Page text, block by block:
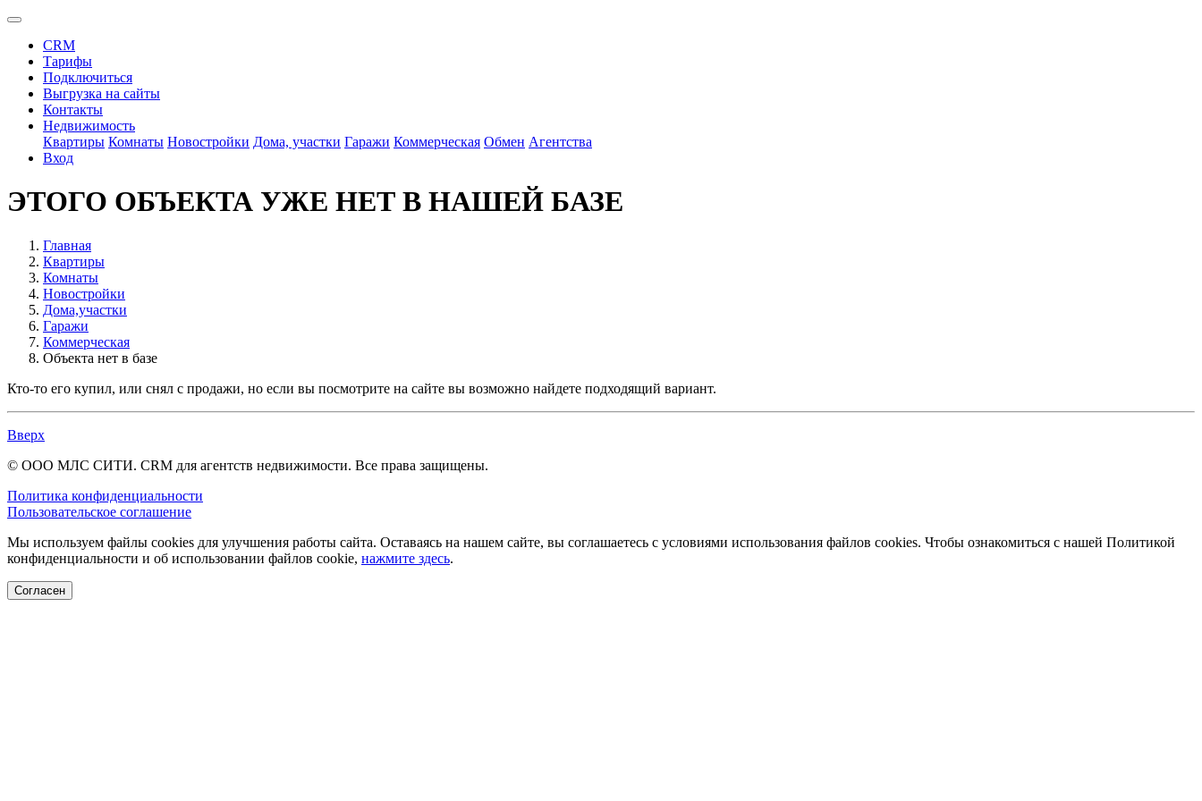
CRM
Тарифы
Подключиться
Выгрузка на сайты
Контакты
Недвижимость
Квартиры Комнаты Новостройки Дома, участки Гаражи Коммерческая Обмен Агентства
Вход
ЭТОГО ОБЪЕКТА УЖЕ НЕТ В НАШЕЙ БАЗЕ
Главная
Квартиры
Комнаты
Новостройки
Дома,участки
Гаражи
Коммерческая
Объекта нет в базе
Кто-то его купил, или снял с продажи, но если вы посмотрите на сайте вы возможно найдете подходящий вариант.
Вверх
© ООО МЛС СИТИ. CRM для агентств недвижимости. Все права защищены.
Политика конфиденциальности
Пользовательское соглашение
Мы используем файлы cookies для улучшения работы сайта. Оставаясь на нашем сайте, вы соглашаетесь с условиями использования файлов cookies. Чтобы ознакомиться с нашей Политикой
конфиденциальности и об использовании файлов cookie, нажмите здесь.
Согласен